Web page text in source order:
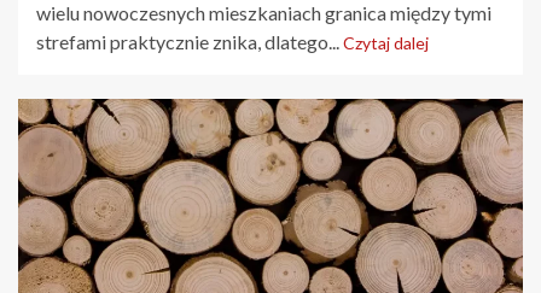
wielu nowoczesnych mieszkaniach granica między tymi
strefami praktycznie znika, dlatego...Czytaj dalej
3 min odczytu